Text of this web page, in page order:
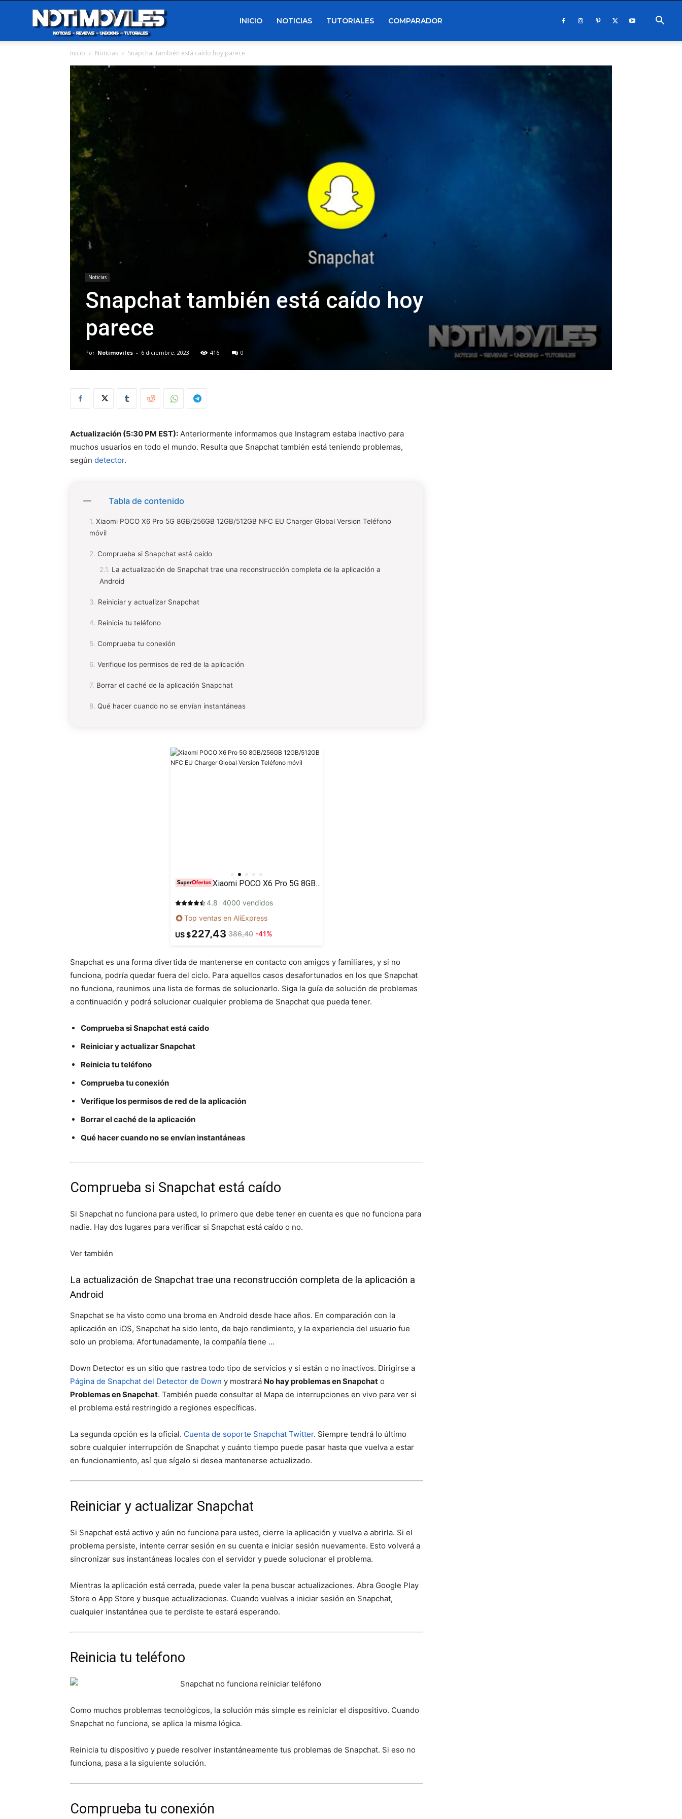
INICIO NOTICIAS TUTORIALES COMPARADOR
Inicio Noticias Snapchat también está caído hoy parece
Noticias
Snapchat también está caído hoy
parece
Por Notimoviles - 6 diciembre, 2023 416 0
Actualización (5:30 PM EST): Anteriormente informamos que Instagram estaba inactivo para
muchos usuarios en todo el mundo. Resulta que Snapchat también está teniendo problemas,
según detector.
Tabla de contenido
Xiaomi POCO X6 Pro 5G 8GB/256GB 12GB/512GB NFC EU Charger Global Version Teléfono
móvil
Comprueba si Snapchat está caído
La actualización de Snapchat trae una reconstrucción completa de la aplicación a
Android
Reiniciar y actualizar Snapchat
Reinicia tu teléfono
Comprueba tu conexión
Verifique los permisos de red de la aplicación
Borrar el caché de la aplicación Snapchat
Qué hacer cuando no se envían instantáneas
Xiaomi POCO X6 Pro 5G 8GB/256GB 12GB/512GB NFC EU Charger Global Version Teléfono móvil
4.8 4000 vendidos
Top ventas en AliExpress
US $227,43 386,40 -41%
Snapchat es una forma divertida de mantenerse en contacto con amigos y familiares, y si no
funciona, podría quedar fuera del ciclo. Para aquellos casos desafortunados en los que Snapchat
no funciona, reunimos una lista de formas de solucionarlo. Siga la guía de solución de problemas
a continuación y podrá solucionar cualquier problema de Snapchat que pueda tener.
Comprueba si Snapchat está caído
Reiniciar y actualizar Snapchat
Reinicia tu teléfono
Comprueba tu conexión
Verifique los permisos de red de la aplicación
Borrar el caché de la aplicación
Qué hacer cuando no se envían instantáneas
Comprueba si Snapchat está caído
Si Snapchat no funciona para usted, lo primero que debe tener en cuenta es que no funciona para
nadie. Hay dos lugares para verificar si Snapchat está caído o no.
Ver también
La actualización de Snapchat trae una reconstrucción completa de la aplicación a
Android
Snapchat se ha visto como una broma en Android desde hace años. En comparación con la
aplicación en iOS, Snapchat ha sido lento, de bajo rendimiento, y la experiencia del usuario fue
solo un problema. Afortunadamente, la compañía tiene …
Down Detector es un sitio que rastrea todo tipo de servicios y si están o no inactivos. Dirigirse a
Página de Snapchat del Detector de Down y mostrará No hay problemas en Snapchat o
Problemas en Snapchat. También puede consultar el Mapa de interrupciones en vivo para ver si
el problema está restringido a regiones específicas.
La segunda opción es la oficial. Cuenta de soporte Snapchat Twitter. Siempre tendrá lo último
sobre cualquier interrupción de Snapchat y cuánto tiempo puede pasar hasta que vuelva a estar
en funcionamiento, así que sígalo si desea mantenerse actualizado.
Reiniciar y actualizar Snapchat
Si Snapchat está activo y aún no funciona para usted, cierre la aplicación y vuelva a abrirla. Si el
problema persiste, intente cerrar sesión en su cuenta e iniciar sesión nuevamente. Esto volverá a
sincronizar sus instantáneas locales con el servidor y puede solucionar el problema.
Mientras la aplicación está cerrada, puede valer la pena buscar actualizaciones. Abra Google Play
Store o App Store y busque actualizaciones. Cuando vuelvas a iniciar sesión en Snapchat,
cualquier instantánea que te perdiste te estará esperando.
Reinicia tu teléfono
Como muchos problemas tecnológicos, la solución más simple es reiniciar el dispositivo. Cuando
Snapchat no funciona, se aplica la misma lógica.
Reinicia tu dispositivo y puede resolver instantáneamente tus problemas de Snapchat. Si eso no
funciona, pasa a la siguiente solución.
Comprueba tu conexión